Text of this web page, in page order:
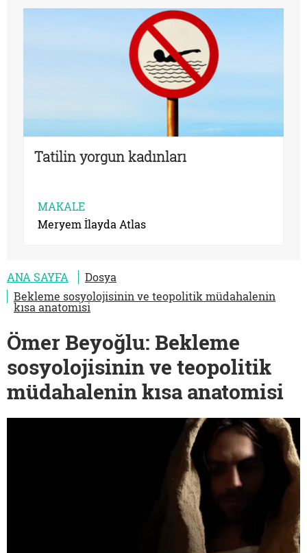
Tatilin yorgun kadınları
MAKALE
Meryem İlayda Atlas
ANA SAYFA
Dosya
Bekleme sosyolojisinin ve teopolitik müdahalenin
kısa anatomisi
Ömer Beyoğlu: Bekleme
sosyolojisinin ve teopolitik
müdahalenin kısa anatomisi